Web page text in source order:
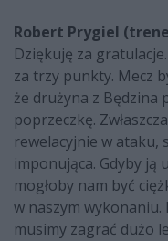
Robert Prygiel
Dziękuję za
za trzy punkty. Mecz
że drużyna z Będzina
poprzeczkę.
rewelacyjnie w ataku,
imponująca. Gdyby ją
mogłoby nam być
w naszym
musimy zagrać dużo